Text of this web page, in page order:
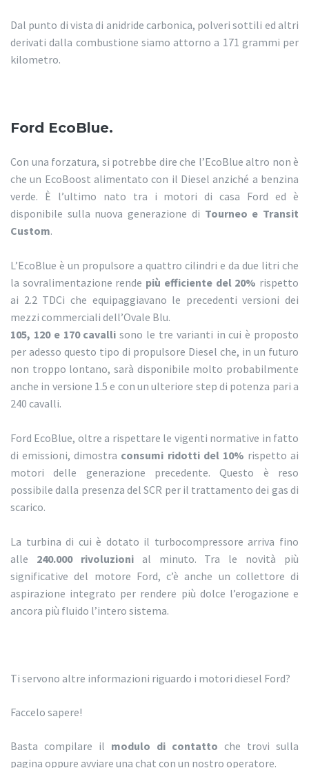
Dal punto di vista di anidride carbonica, polveri sottili ed altri
derivati dalla combustione siamo attorno a 171 grammi per
kilometro.
Ford EcoBlue.
Con una forzatura, si potrebbe dire che l’EcoBlue altro non è
che un EcoBoost alimentato con il Diesel anziché a benzina
verde. È l’ultimo nato tra i motori di casa Ford ed è
disponibile sulla nuova generazione di Tourneo e Transit
Custom.
L’EcoBlue è un propulsore a quattro cilindri e da due litri che
la sovralimentazione rende più efficiente del 20% rispetto
ai 2.2 TDCi che equipaggiavano le precedenti versioni dei
mezzi commerciali dell’Ovale Blu.
105, 120 e 170 cavalli sono le tre varianti in cui è proposto
per adesso questo tipo di propulsore Diesel che, in un futuro
non troppo lontano, sarà disponibile molto probabilmente
anche in versione 1.5 e con un ulteriore step di potenza pari a
240 cavalli.
Ford EcoBlue, oltre a rispettare le vigenti normative in fatto
di emissioni, dimostra consumi ridotti del 10% rispetto ai
motori delle generazione precedente. Questo è reso
possibile dalla presenza del SCR per il trattamento dei gas di
scarico.
La turbina di cui è dotato il turbocompressore arriva fino
alle 240.000 rivoluzionial minuto. Tra le novità più
significative del motore Ford, c’è anche un collettore di
aspirazione integrato per rendere più dolce l’erogazione e
ancora più fluido l’intero sistema.
Ti servono altre informazioni riguardo i motori diesel Ford?
Faccelo sapere!
Basta compilare il modulo di contatto che trovi sulla
pagina oppure avviare una chat con un nostro operatore.